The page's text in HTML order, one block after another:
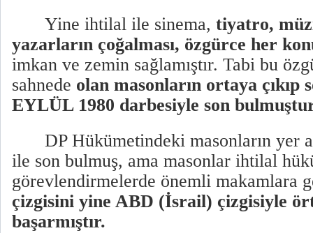
Yine ihtilal ile sinema,tiyatro,
yazarların çoğalması, özgürce her
imkan ve zemin sağlamıştır. Tabi bu
sahnede olan masonların ortaya çıkıp
EYLÜL 1980 darbesiyle son
DP Hükümetindeki masonların yer
ile son bulmuş, ama masonlar ihtilal
görevlendirmelerde önemli makamlara
çizgisini yine ABD (İsrail) çizgisiyle
başarmıştır.